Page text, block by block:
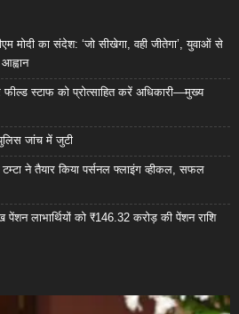
मोदी का संदेश: ‘जो सीखेगा, वही जीतेगा’, युवाओं से
स्टाफ को प्रोत्साहित करें अधिकारी—मुख्य
जांच में जुटी
ने तैयार किया पर्सनल फ्लाइंग व्हीकल, सफल
लाभार्थियों को ₹146.32 करोड़ की पेंशन राशि